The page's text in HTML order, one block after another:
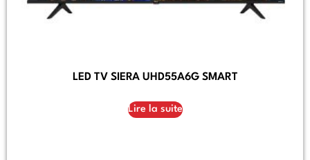
LED TV SIERA UHD55A6G SMART
Lire la suite